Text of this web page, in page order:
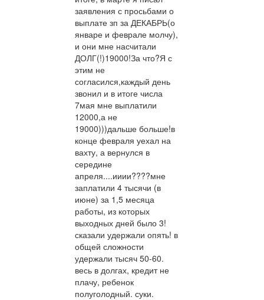
заявления с просьбами о
выплате зп за ДЕКАБРЬ(о
январе и феврале молчу),
и они мне насчитали
ДОЛГ(!)19000!За что?Я с
этим не
согласился,каждый день
звонил и в итоге числа
7мая мне выплатили
12000,а не
19000)))дальше больше!в
конце февраля уехал на
вахту, а вернулся в
середине
апреля....ииии????мне
заплатили 4 тысячи (в
июне) за 1,5 месяца
работы, из которых
выходных дней было 3!
сказали удержали опять! в
общей сложности
удержали тысяч 50-60.
весь в долгах, кредит не
плачу, ребенок
полуголодный. суки.